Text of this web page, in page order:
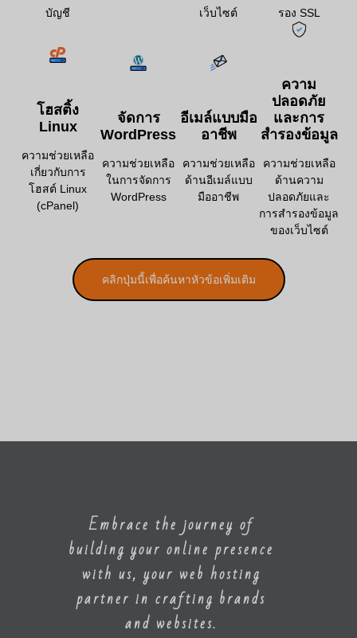
บัญชี
เว็บไซต์
รอง SSL
โฮสติ้ง
Linux
ความช่วยเหลือ
เกี่ยวกับการ
โฮสต์ Linux
(cPanel)
จัดการ
WordPress
ความช่วยเหลือ
ในการจัดการ
WordPress
อีเมล์แบบมือ
อาชีพ
ความช่วยเหลือ
ด้านอีเมล์แบบ
มืออาชีพ
ความ
ปลอดภัย
และการ
สำรองข้อมูล
ความช่วยเหลือ
ด้านความ
ปลอดภัยและ
การสำรองข้อมูล
ของเว็บไซต์
คลิกปุ่มนี้เพื่อค้นหาหัวข้อเพิ่มเติม
Embrace the journey of
building your online presence
with us, your web hosting
partner in crafting brands
and websites.